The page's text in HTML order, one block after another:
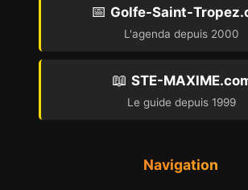
📅 Golfe-Saint-
L'agenda depuis 2000
📖 STE-
Le guide depuis 1999
Navigation